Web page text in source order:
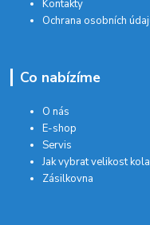
Kontakty
Ochrana osobních
Co nabízíme
O nás
E-shop
Servis
Jak vybrat velikost kola
Zásilkovna